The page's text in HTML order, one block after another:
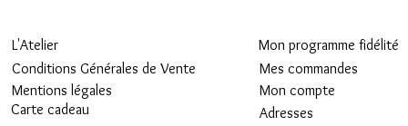
L'Atelier
Conditions Générales de Vente
Mentions légales
Carte cadeau
Mon programme fidélité
Mes commandes
Mon compte
Adresses